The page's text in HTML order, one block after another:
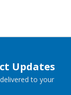
Updates
to your